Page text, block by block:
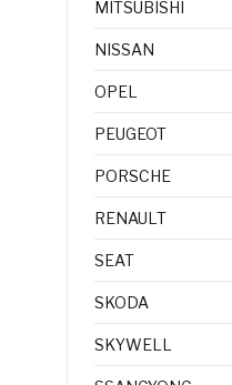
MITSUBISHI
NISSAN
OPEL
PEUGEOT
PORSCHE
RENAULT
SEAT
SKODA
SKYWELL